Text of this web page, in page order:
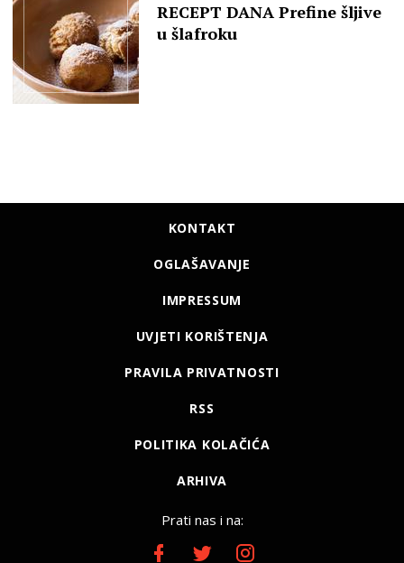
RECEPT DANA Prefine šljive
u šlafroku
KONTAKT
OGLAŠAVANJE
IMPRESSUM
UVJETI KORIŠTENJA
PRAVILA PRIVATNOSTI
RSS
POLITIKA KOLAČIĆA
ARHIVA
Prati nas i na: